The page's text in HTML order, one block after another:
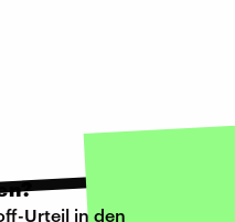
Urteil in den